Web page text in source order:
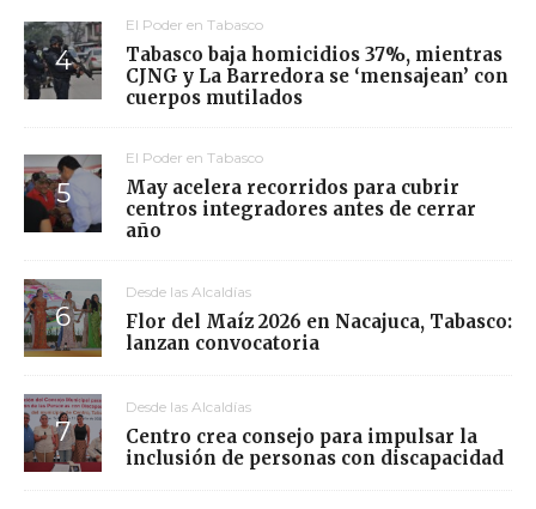
El Poder en Tabasco
Tabasco baja homicidios 37%, mientras
CJNG y La Barredora se ‘mensajean’ con
cuerpos mutilados
El Poder en Tabasco
May acelera recorridos para cubrir
centros integradores antes de cerrar
año
Desde las Alcaldías
Flor del Maíz 2026 en Nacajuca, Tabasco:
lanzan convocatoria
Desde las Alcaldías
Centro crea consejo para impulsar la
inclusión de personas con discapacidad